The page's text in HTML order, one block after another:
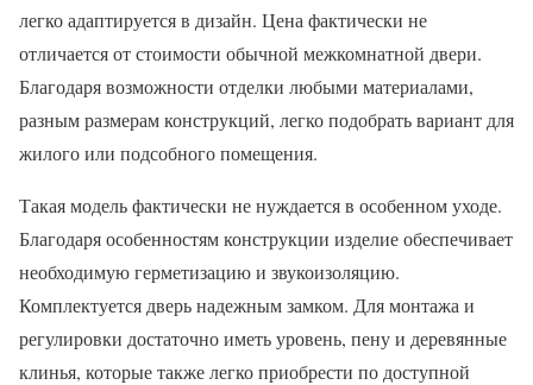
легко адаптируется в дизайн. Цена фактически не
отличается от стоимости обычной межкомнатной двери.
Благодаря возможности отделки любыми материалами,
разным размерам конструкций, легко подобрать вариант для
жилого или подсобного помещения.
Такая модель фактически не нуждается в особенном уходе.
Благодаря особенностям конструкции изделие обеспечивает
необходимую герметизацию и звукоизоляцию.
Комплектуется дверь надежным замком. Для монтажа и
регулировки достаточно иметь уровень, пену и деревянные
клинья, которые также легко приобрести по доступной